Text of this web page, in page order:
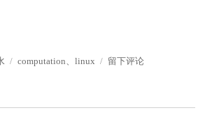
标
computation、linux
于
留下评论